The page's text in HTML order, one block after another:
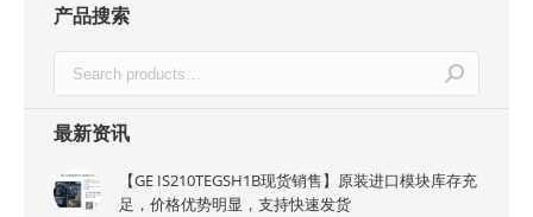
产品搜索
最新资讯
【GE IS210TEGSH1B现货销售】原装进口模块库存充
足，价格优势明显，支持快速发货